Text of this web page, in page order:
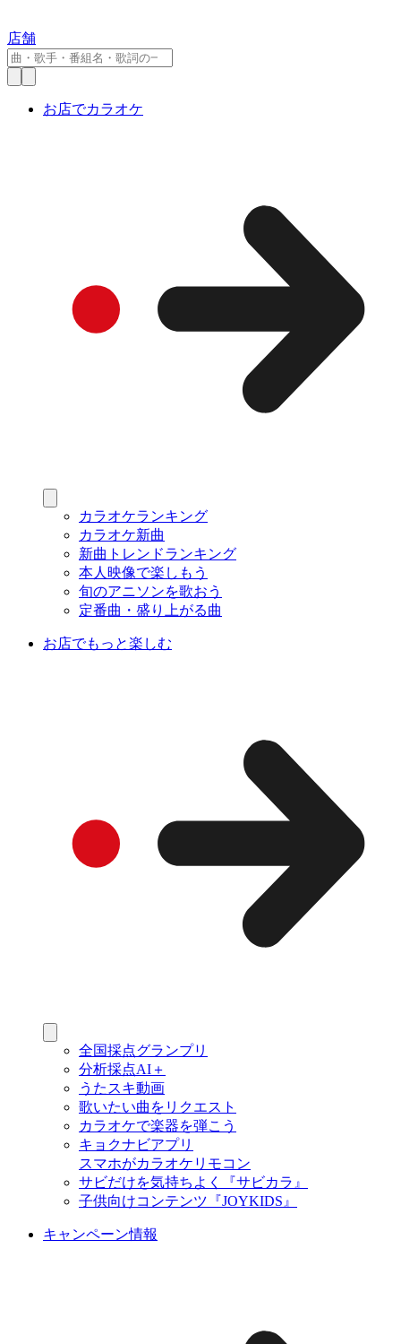
店舗
お店でカラオケ
カラオケランキング
カラオケ新曲
新曲トレンドランキング
本人映像で楽しもう
旬のアニソンを歌おう
定番曲・盛り上がる曲
お店でもっと楽しむ
全国採点グランプリ
分析採点AI＋
うたスキ動画
歌いたい曲をリクエスト
カラオケで楽器を弾こう
キョクナビアプリ
スマホがカラオケリモコン
サビだけを気持ちよく『サビカラ』
子供向けコンテンツ『JOYKIDS』
キャンペーン情報